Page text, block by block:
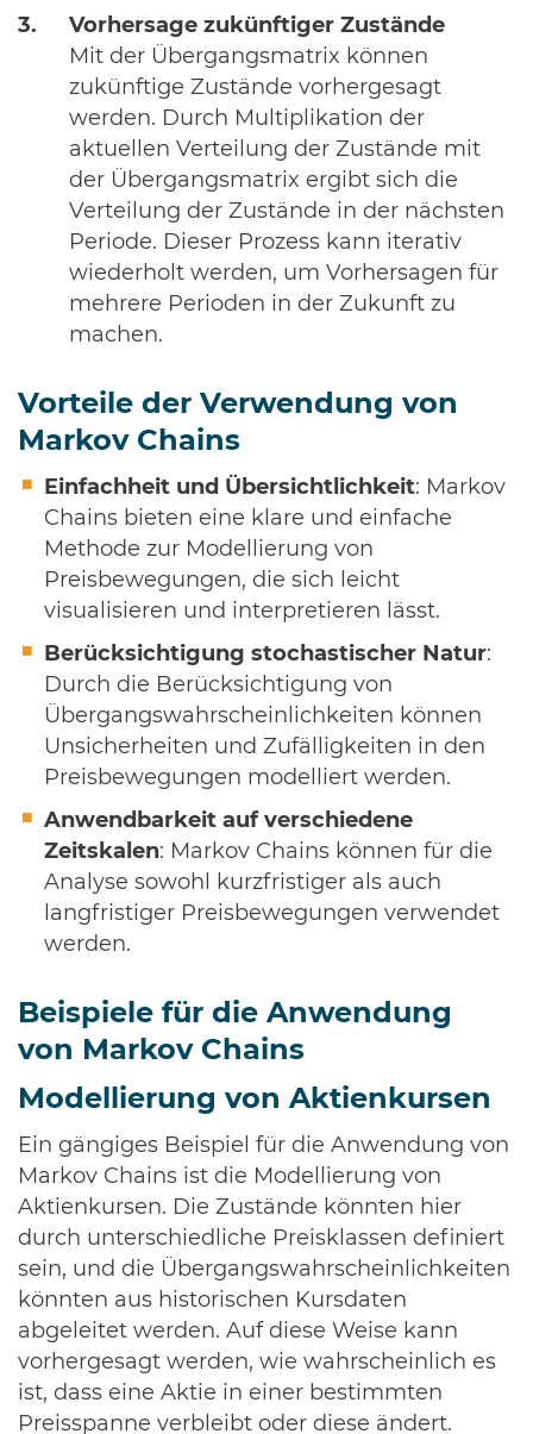
Vorhersage zukünftiger Zustände
Mit der Übergangsmatrix können
zukünftige Zustände vorhergesagt
werden. Durch Multiplikation der
aktuellen Verteilung der Zustände mit
der Übergangsmatrix ergibt sich die
Verteilung der Zustände in der nächsten
Periode. Dieser Prozess kann iterativ
wiederholt werden, um Vorhersagen für
mehrere Perioden in der Zukunft zu
machen.
Vorteile der Verwendung von
Markov Chains
Einfachheit und Übersichtlichkeit: Markov
Chains bieten eine klare und einfache
Methode zur Modellierung von
Preisbewegungen, die sich leicht
visualisieren und interpretieren lässt.
Berücksichtigung stochastischer Natur:
Durch die Berücksichtigung von
Übergangswahrscheinlichkeiten können
Unsicherheiten und Zufälligkeiten in den
Preisbewegungen modelliert werden.
Anwendbarkeit auf verschiedene
Zeitskalen: Markov Chains können für die
Analyse sowohl kurzfristiger als auch
langfristiger Preisbewegungen verwendet
werden.
Beispiele für die Anwendung
von Markov Chains
Modellierung von Aktienkursen
Ein gängiges Beispiel für die Anwendung von
Markov Chains ist die Modellierung von
Aktienkursen. Die Zustände könnten hier
durch unterschiedliche Preisklassen definiert
sein, und die Übergangswahrscheinlichkeiten
könnten aus historischen Kursdaten
abgeleitet werden. Auf diese Weise kann
vorhergesagt werden, wie wahrscheinlich es
ist, dass eine Aktie in einer bestimmten
Preisspanne verbleibt oder diese ändert.